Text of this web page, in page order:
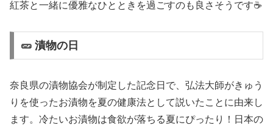
紅茶と一緒に優雅なひとときを過ごすのも良さそうです☕
🥒 漬物の日
奈良県の漬物協会が制定した記念日で、弘法大師がきゅう
りを使ったお漬物を夏の健康法として説いたことに由来し
ます。冷たいお漬物は食欲が落ちる夏にぴったり！日本の